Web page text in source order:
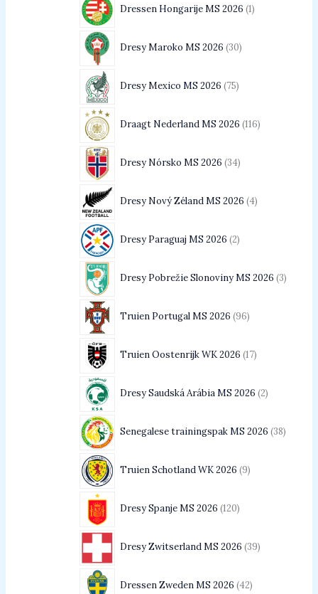
Dressen Hongarije MS 2026 1
Dresy Maroko MS 2026 30
Dresy Mexico MS 2026 75
Draagt Nederland MS 2026 116
Dresy Nórsko MS 2026 34
Dresy Nový Zéland MS 2026 4
Dresy Paraguaj MS 2026 2
Dresy Pobrežie Slonoviny MS 2026 3
Truien Portugal MS 2026 96
Truien Oostenrijk WK 2026 17
Dresy Saudská Arábia MS 2026 2
Senegalese trainingspak MS 2026 38
Truien Schotland WK 2026 9
Dresy Spanje MS 2026 120
Dresy Zwitserland MS 2026 39
Dressen Zweden MS 2026 42